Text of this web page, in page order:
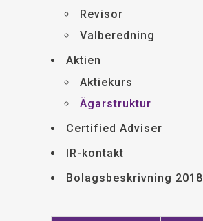
Revisor
Valberedning
Aktien
Aktiekurs
Ägarstruktur
Certified Adviser
IR-kontakt
Bolagsbeskrivning 2018